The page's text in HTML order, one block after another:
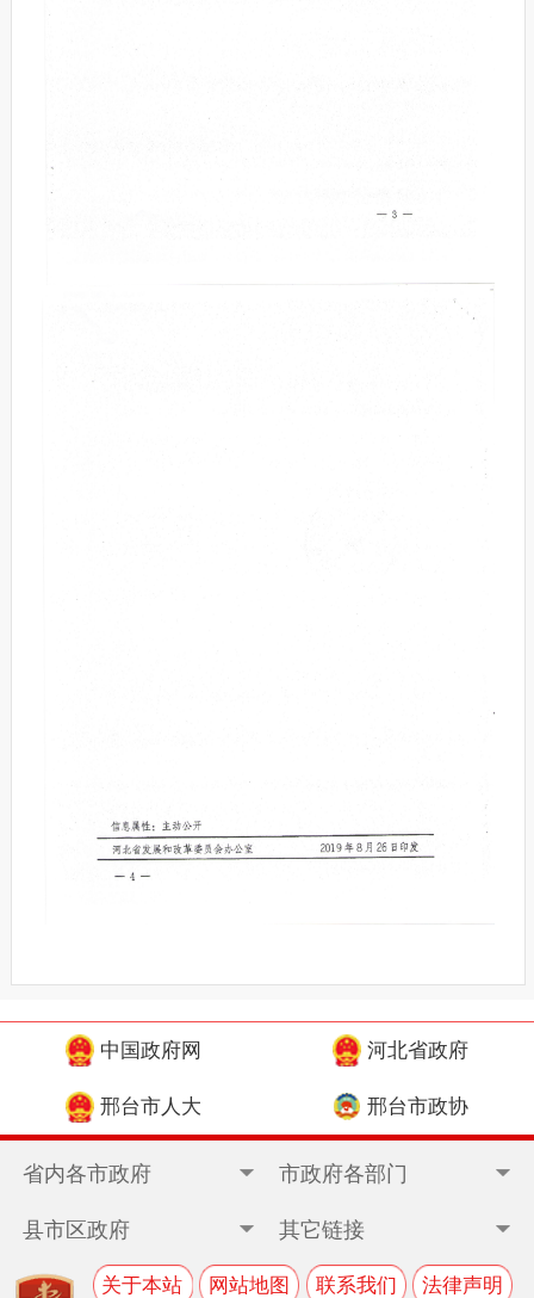
中国政府网 河北省政府
邢台市人大 邢台市政协
省内各市政府 市政府各部门
县市区政府 其它链接
关于本站 网站地图 联系我们 法律声明